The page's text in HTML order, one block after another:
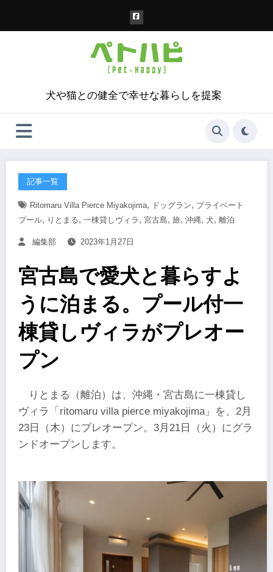
犬や猫との健全で幸せな暮らしを提案
記事一覧
Ritomaru Villa Pierce Miyakojima, ドッグラン, プライベート
プール, りとまる, 一棟貸しヴィラ , 宮古島, 旅, 沖縄, 犬, 離泊
編集部 2023年1月27日
宮古島で愛犬と暮らすよ
うに泊まる。プール付一
棟貸しヴィラがプレオー
プン
りとまる（離泊）は、沖縄・宮古島に一棟貸し
ヴィラ「ritomaru villa pierce miyakojima」を、2月
23日（木）にプレオープン。3月21日（火）にグラ
ンドオープンします。